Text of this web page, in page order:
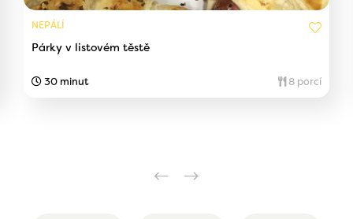
NEPÁLÍ
Párky v listovém těstě
30 minut 8 porcí